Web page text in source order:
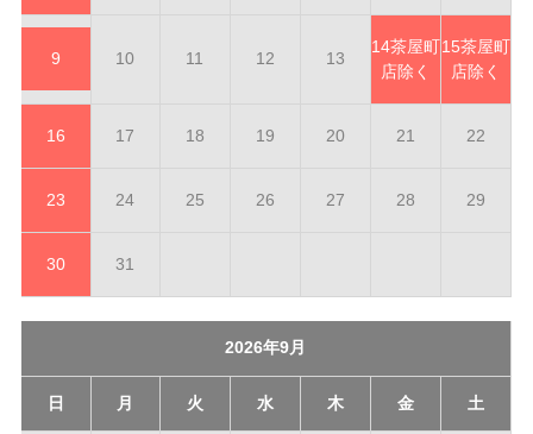
9 10 11 12 13
14茶屋町
店除く
15茶屋町
店除く
16 17 18 19 20 21 22
23 24 25 26 27 28 29
30 31
2026年9月
日 月 火 水 木 金 土